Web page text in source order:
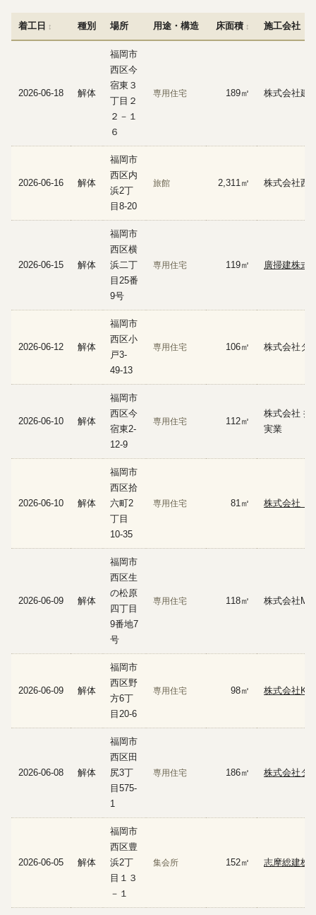
着工日 種別 場所 用途・構造 床面積 施工会社
2026-06-18 解体
福岡市
西区今
宿東３
丁目２
２－１
６
専用住宅 189㎡ 株式会社建
2026-06-16 解体
福岡市
西区内
浜2丁
目8-20
旅館 2,311㎡ 株式会社西
2026-06-15 解体
福岡市
西区横
浜二丁
目25番
9号
専用住宅 119㎡ 廣掃建株式
2026-06-12 解体
福岡市
西区小
戸3-
49-13
専用住宅 106㎡ 株式会社タ
2026-06-10 解体
福岡市
西区今
宿東2-
12-9
専用住宅 112㎡
株式会社 井
実業
2026-06-10 解体
福岡市
西区拾
六町2
丁目
10-35
専用住宅 81㎡ 株式会社 Ｉ
2026-06-09 解体
福岡市
西区生
の松原
四丁目
9番地7
号
専用住宅 118㎡ 株式会社
2026-06-09 解体
福岡市
西区野
方6丁
目20-6
専用住宅 98㎡ 株式会社
2026-06-08 解体
福岡市
西区田
尻3丁
目575-
1
専用住宅 186㎡ 株式会社ダ
2026-06-05 解体
福岡市
西区豊
浜2丁
目１３
－１
集会所 152㎡ 志摩総建株